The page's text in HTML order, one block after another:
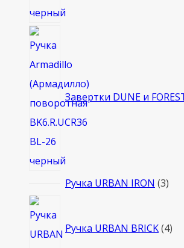
Завертки DUNE и
Ручка URBAN IRON 33
Ручка URBAN BRICK 4